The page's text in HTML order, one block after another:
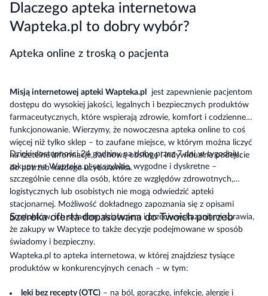
Dlaczego apteka internetowa
Wapteka.pl to dobry wybór?
Apteka online z troską o pacjenta
Misją internetowej apteki Wapteka.pl
jest zapewnienie pacjentom
dostępu do wysokiej jakości, legalnych i bezpiecznych produktów
farmaceutycznych, które wspierają zdrowie, komfort i codzienne
funkcjonowanie. Wierzymy, że nowoczesna apteka online to coś
więcej niż tylko sklep – to zaufane miejsce, w którym można liczyć
na rzetelne informacje, fachową obsługę i indywidualne podejście
do potrzeb każdego użytkownika.
Dzięki dostępności 24 godziny na dobę przez 7 dni w tygodniu,
zakupy na Wapteka.pl są szybkie, wygodne i dyskretne –
szczególnie cenne dla osób, które ze względów zdrowotnych,
logistycznych lub osobistych nie mogą odwiedzić apteki
stacjonarnej. Możliwość dokładnego zapoznania się z opisami
produktów, ich składem, działaniem i przeciwwskazaniami sprawia,
że zakupy w Waptece to także decyzje podejmowane w sposób
świadomy i bezpieczny.
Szeroka oferta dopasowana do Twoich potrzeb
Wapteka.pl to apteka internetowa, w której znajdziesz tysiące
produktów w konkurencyjnych cenach – w tym:
leki bez recepty (OTC) – na ból, gorączkę, infekcje, alergie i